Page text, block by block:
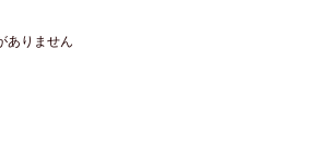
ありません